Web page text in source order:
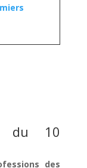
du 10
des